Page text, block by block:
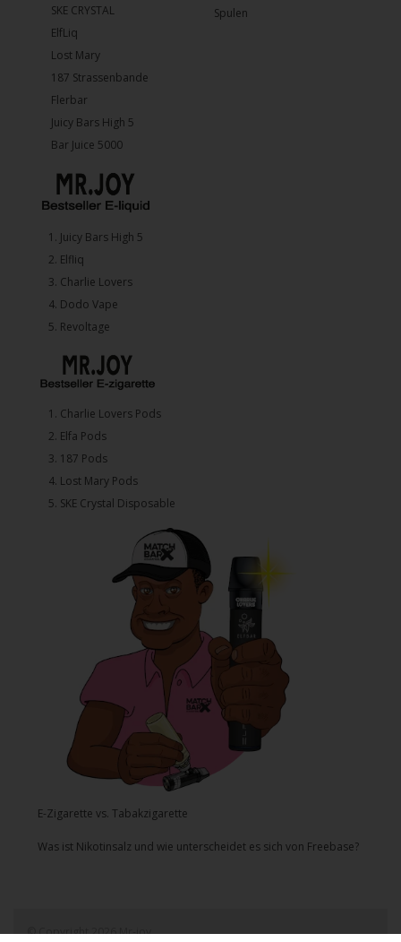
Spulen
SKE CRYSTAL
ElfLiq
Lost Mary
187 Strassenbande
Flerbar
Juicy Bars High 5
Bar Juice 5000
1.⁠ ⁠Juicy Bars High 5
2.⁠ ⁠⁠Elfliq
3.⁠ ⁠⁠Charlie Lovers
4.⁠ ⁠⁠Dodo Vape
5. ⁠Revoltage
1.⁠ ⁠Charlie Lovers Pods
2.⁠ ⁠⁠Elfa Pods
3.⁠ ⁠⁠187 Pods
4.⁠ ⁠⁠Lost Mary Pods
5.⁠ ⁠⁠SKE Crystal Disposable
E-Zigarette vs. Tabakzigarette
Was ist Nikotinsalz und wie unterscheidet es sich von Freebase?
© Copyright 2026 Mr-joy